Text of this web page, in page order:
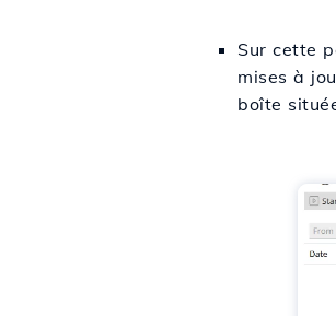
Sur cette
mises à
boîte